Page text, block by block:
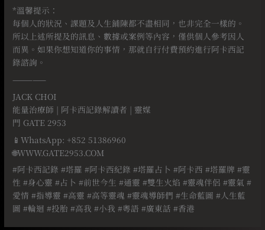
*溫馨提示：
每個人的狀況、課題及人生鋪陳都不盡相同，也非完全一樣的。
所以上述所提及的訊息、數據或案例等內容，僅供個人參考因人
而異。如果你想知道你的事情，那就自行付費預約進行阿卡西記
錄諮詢。
—————
JACK CHOI
能量治療師 | 阿卡西記錄解讀者 | 靈媒
門 GATE 2953
📱WhatsApp: +852 51386960
🌐WWW.GATE2953.COM
#阿卡西記錄 #塔羅 #阿卡西紀錄 #塔羅占卜 #阿卡西 #塔羅牌 #靈
性 #身心靈 #占卜 #前世今生 #通靈 #雙生火焰 #靈魂伴侶 #靈氣 #
愛情 #指導靈 #高靈 #高等靈魂 #靈魂導師們 #生命藍圖 #人生藍
圖 #輪迴 #投胎 #高我 #小我 #粵語 #廣東話 #香港